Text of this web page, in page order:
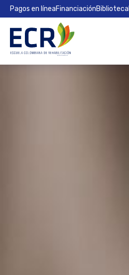
Pagos en líneaFinanciaciónBiblioteca